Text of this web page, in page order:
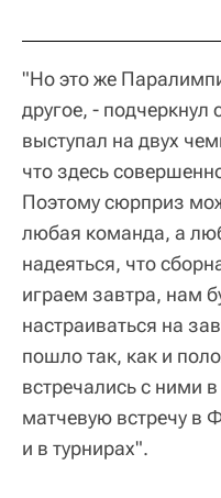
"Но это же
другое, - подчеркнул
выступал на двух
что здесь
Поэтому сюрприз
любая команда, а
надеяться, что
играем завтра, нам
настраиваться на
пошло так, как и
встречались с ними
матчевую встречу в
и в турнирах".